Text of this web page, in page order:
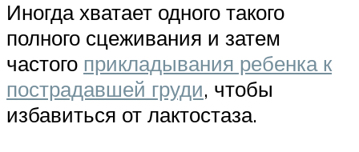
Иногда хватает одного такого
полного сцеживания и затем
частого прикладывания ребенка к
пострадавшей груди, чтобы
избавиться от лактостаза.